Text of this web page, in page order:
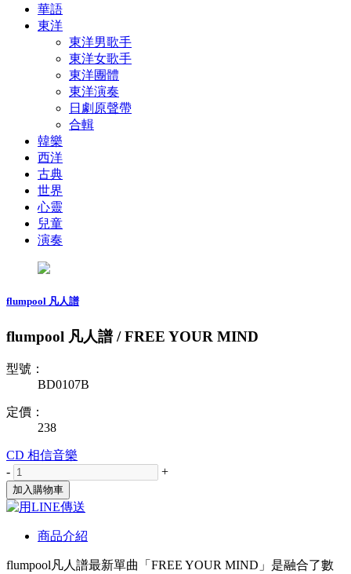
華語
東洋
東洋男歌手
東洋女歌手
東洋團體
東洋演奏
日劇原聲帶
合輯
韓樂
西洋
古典
世界
心靈
兒童
演奏
flumpool 凡人譜
flumpool 凡人譜 / FREE YOUR MIND
型號：
BD0107B
定價：
238
CD 相信音樂
-
+
加入購物車
商品介紹
flumpool凡人譜最新單曲「FREE YOUR MIND」是融合了數